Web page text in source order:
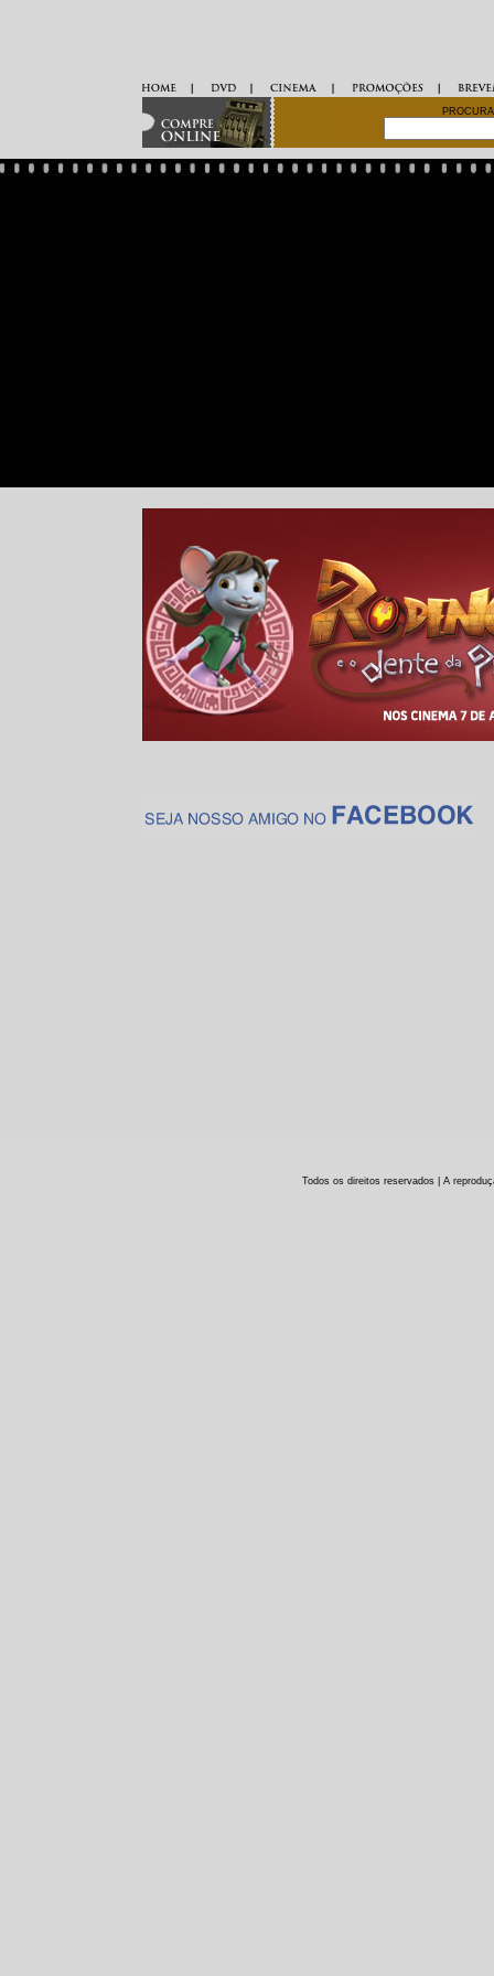
Todos os direitos reservados | A